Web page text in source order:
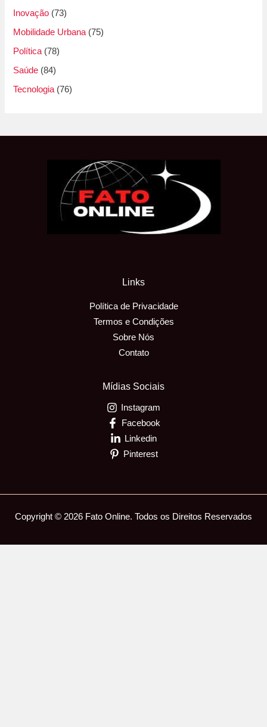
Inovação (73)
Mobilidade Urbana(75)
Política(78)
Saúde (84)
Tecnologia(76)
Links
Política de Privacidade
Termos e Condições
Sobre Nós
Contato
Mídias Sociais
Instagram
Facebook
Linkedin
Pinterest
Copyright © 2026 Fato Online. Todos os Direitos Reservados